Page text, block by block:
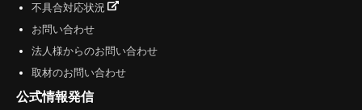
不具合対応状況
お問い合わせ
法人様からのお問い合わせ
取材のお問い合わせ
公式情報発信